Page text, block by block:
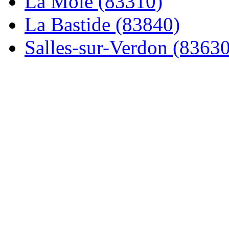
La Bastide (83840)
Salles-sur-Verdon